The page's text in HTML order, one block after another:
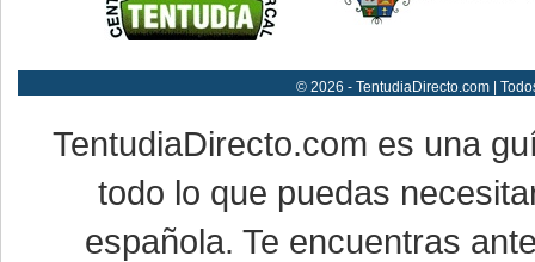
© 2026 - TentudiaDirecto.com |
TentudiaDirecto.com es una
todo lo que puedas
española. Te encuentras